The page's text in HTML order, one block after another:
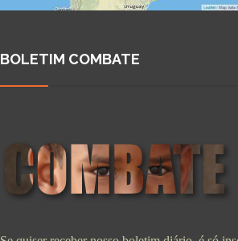
BOLETIM COMBATE